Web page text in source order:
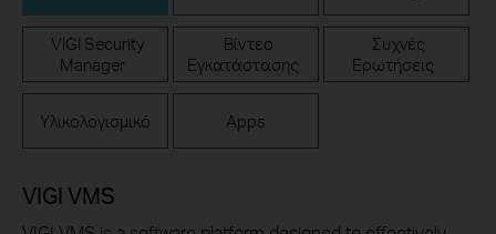
VIGI Security
Manager
Βίντεο
Εγκατάστασης
Συχνές
Ερωτήσεις
Υλικολογισμικό Apps
VIGI VMS